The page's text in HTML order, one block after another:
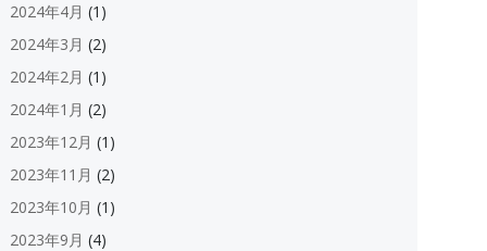
2024年4月 (1)
2024年3月 (2)
2024年2月 (1)
2024年1月 (2)
2023年12月 (1)
2023年11月 (2)
2023年10月 (1)
2023年9月 (4)